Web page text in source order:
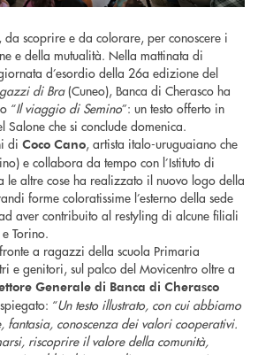
scoprire e da colorare, per conoscere i
e della mutualità. Nella mattinata di
d’esordio della 26a edizione del
di Bra(Cuneo), Banca di Cherasco ha
“Il viaggio di Semino”: un testo offerto in
che si conclude domenica.
di Coco Cano, artista italo-uruguaiano che
e collabora da tempo con l’Istituto di
le altre cose ha realizzato il nuovo logo della
forme coloratissime l’esterno della sede
aver contribuito al restyling di alcune filiali
Torino.
a ragazzi della scuola Primaria
e genitori, sul palco del Movicentro oltre a
Generale di Banca di Cherasco
“Un testo illustrato, con cui abbiamo
fantasia, conoscenza dei valori cooperativi.
riscoprire il valore della comunità,